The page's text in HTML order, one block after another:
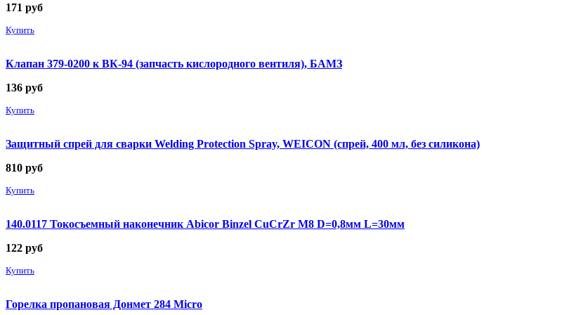
171 руб
Купить
Клапан 379-0200 к ВК-94 (запчасть кислородного вентиля), БАМЗ
136 руб
Купить
Защитный спрей для сварки Welding Protection Spray, WEICON (спрей, 400 мл, без силикона)
810 руб
Купить
140.0117 Токосъемный наконечник Abicor Binzel CuCrZr М8 D=0,8мм L=30мм
122 руб
Купить
Горелка пропановая Донмет 284 Micro